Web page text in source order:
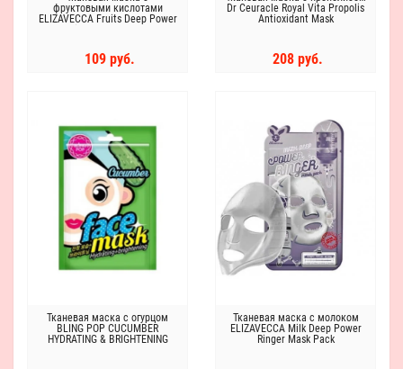
фруктовыми кислотами
ELIZAVECCA Fruits Deep Power
Ringer Mask Pack
109 руб.
Dr Ceuracle Royal Vita Propolis
Antioxidant Mask
208 руб.
Тканевая маска с огурцом
BLING POP CUCUMBER
HYDRATING & BRIGHTENING
Тканевая маска с молоком
ELIZAVECCA Milk Deep Power
Ringer Mask Pack